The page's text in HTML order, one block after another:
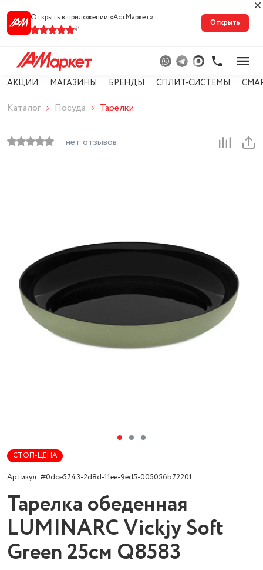
Открыть в приложении «АстМарке‪т‬»
41
Открыть
АКЦИИ МАГАЗИНЫ БРЕНДЫ СПЛИТ-СИСТЕМЫ
Каталог Посуда Тарелки
нет отзывов
СТОП-ЦЕНА
Артикул: #0dce5743-2d8d-11ee-9ed5-005056b72201
Тарелка обеденная
LUMINARC Vickjy Soft
Green 25см Q8583